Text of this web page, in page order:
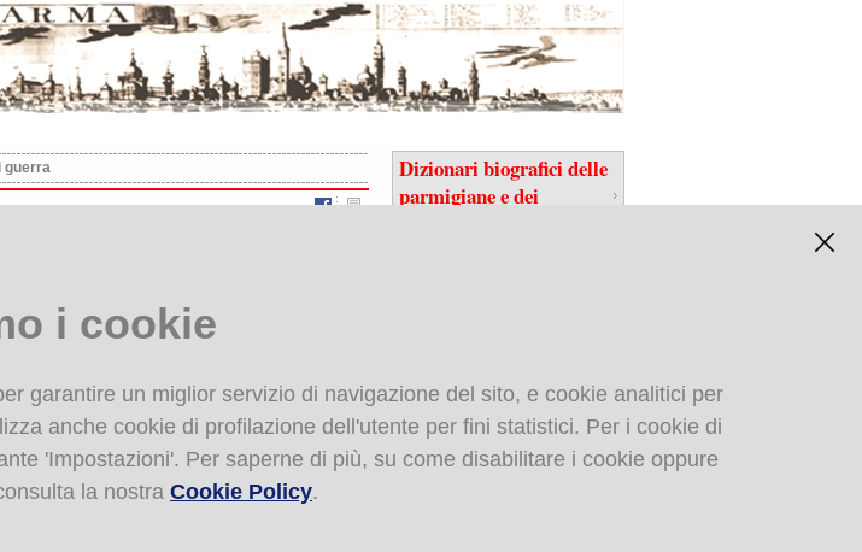
guerra
Dizionari biografici delle
parmigiane e dei
Biblioteca digitale
gastronomica di:
i cookie
garantire un miglior servizio di navigazione del sito, e cookie analitici per
anche cookie di profilazione dell'utente per fini statistici. Per i cookie di
'Impostazioni'. Per saperne di più, su come disabilitare i cookie oppure
la nostra Cookie Policy.